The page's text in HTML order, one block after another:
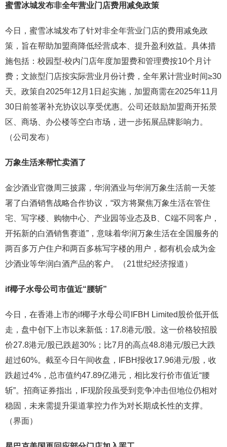
蜜雪冰城发布非全年营业门店费用减免政策
今日，蜜雪冰城发布了针对非全年营业门店的费用减免政
策，旨在帮助加盟商降低经营成本、提升盈利效益。具体措
施包括：校园型-校内门店年度加盟费和管理费按10个月计
费；文旅型门店按实际营业月份计费，全年累计营业时间≥30
天。政策自2025年12月1日起实施，加盟商需在2025年11月
30日前签署补充协议以享受优惠。公司还鼓励加盟商开拓景
区、商场、办公楼等空白市场，进一步拓展品牌影响力。
（公司发布）
万象生活来帮忙卖酒了
金沙酒业官微周三披露，华润酒业与华润万象生活前一天签
署了白酒销售战略合作协议，“双方将聚焦万象生活在管住
宅、写字楼、购物中心、产业园等业态及B、C端不同客户，
开拓新的白酒销售赛道”，意味着华润万象生活在全国服务的
两百多万户住户和两百多栋写字楼的用户，都有机会成为金
沙酒业等华润白酒产品的客户。（21世纪经济报道）
if椰子水母公司市值近“腰斩”
今日，在香港上市的if椰子水母公司IFBH Limited股价低开低
走，盘中创下上市以来新低：17.8港元/股。这一价格较招股
价27.8港元/股已跌超30%；比7月的高点48.8港元/股已大跌
超过60%。截至今日午间收盘，IFBH报收17.96港元/股，收
跌超过4%，总市值约47.89亿港元，相比发行价市值近“腰
斩”。招商证券指出，IF现阶段虽受到竞争冲击但地位仍相对
稳固，未来需提升渠道掌控力作为对长期成长性的支撑。
（界面）